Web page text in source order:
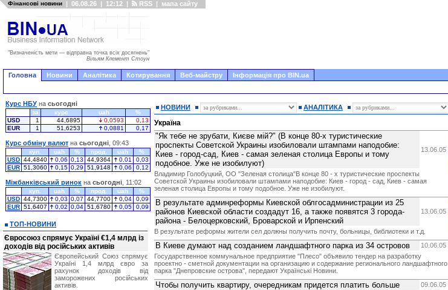
Фінансові новини | 06.08.26 | 12:12 | RSS | мапа сайту
"Визначеність мети — відправна точка всіх досягнень"
Вільям Клемент Стоун
Головна Новини Аналітика Котирування Веб-майстру Інформація про BIN.ua
НОВИНИ АНАЛІТИКА
Україна
"Як тебе не зрубати, Києве мій?" (В конце 80-х туристические
проспекты Советской Украины изобиловали штампами наподобие:
Киев - город-сад, Киев - самая зеленая столица Европы и тому
подобное. Уже не изобилуют)
13.06.05
Владимир Голобуцкий, ОО "Зеленая столица"В конце 80 - х туристические проспекты
Советской Украины изобиловали штампами наподобие: Киев - город - сад, Киев - самая
зеленая столица Европы и тому подобное. Уже не изобилуют.
В результате админреформы Киевской облгосадминистрации из 25
районов Киевской области создадут 16, а также появятся 3 города-
района - Белоцерковский, Броварской и Ирпенский
13.06.05
В результате реформы жители сел должны получить почту, больницы, библиотеки и т.д.
В Киеве думают над созданием ландшафтного парка из 34 островов
10.06.05
Государственное коммунальное предприятие "Плесо" объявило тендер на разработку
проектно - сметной документации на организацию и содержание регионального ландшафтного
парка "Днепровские острова", передают Українські Новини.
Чтобы получить квартиру, очередникам придется платить больше
09.06.05
Курс НБУ на сьогодні
за курс uah
%
USD
1 44,6895 0,0593
0,13
EUR
1 51,6253 0,0881 0,17
Курс обміну валют на сьогодні , 09:43
куп. uah % прод. uah
%
USD 44,4840 0,06 0,13 44,9364 0,01
0,03
EUR 51,3060 0,15 0,29 51,9148 0,06 0,12
Міжбанківський ринок на сьогодні , 11:02
куп. uah % прод. uah
%
USD 44,7300 0,03 0,07 44,7700 0,04
0,09
EUR 51,6407 0,02 0,04 51,6780 0,05 0,09
ТОП-НОВИНИ
Євросоюз спрямує Україні €1,4 млрд із
доходів від російських активів
Європейський Союз спрямує
Україні 1,4 млрд євро за
рахунок доходів від
заморожених російських
активів.